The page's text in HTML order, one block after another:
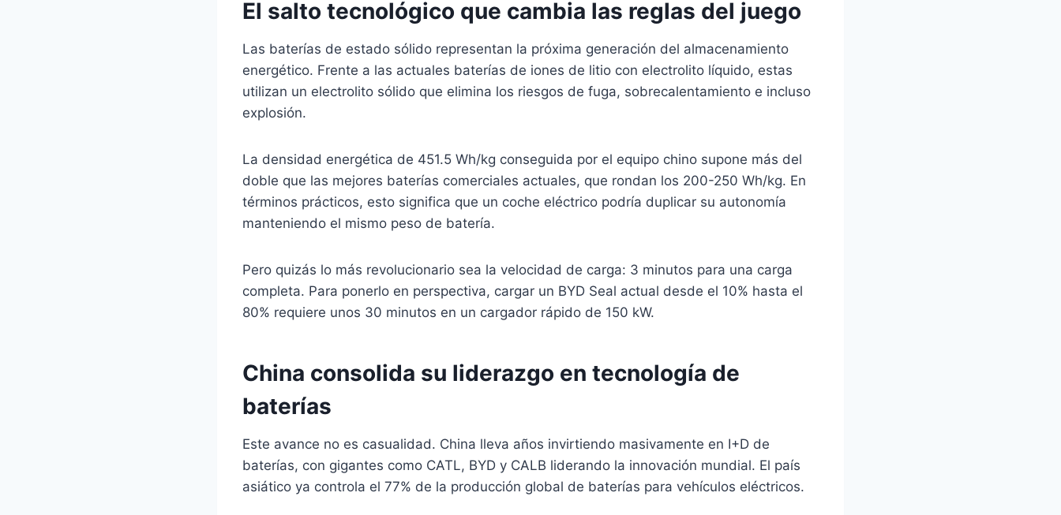
El salto tecnológico que cambia las reglas del juego
Las baterías de estado sólido representan la próxima generación del almacenamiento
energético. Frente a las actuales baterías de iones de litio con electrolito líquido, estas
utilizan un electrolito sólido que elimina los riesgos de fuga, sobrecalentamiento e incluso
explosión.
La densidad energética de 451.5 Wh/kg conseguida por el equipo chino supone más del
doble que las mejores baterías comerciales actuales, que rondan los 200-250 Wh/kg. En
términos prácticos, esto significa que un coche eléctrico podría duplicar su autonomía
manteniendo el mismo peso de batería.
Pero quizás lo más revolucionario sea la velocidad de carga: 3 minutos para una carga
completa. Para ponerlo en perspectiva, cargar un BYD Seal actual desde el 10% hasta el
80% requiere unos 30 minutos en un cargador rápido de 150 kW.
China consolida su liderazgo en tecnología de
baterías
Este avance no es casualidad. China lleva años invirtiendo masivamente en I+D de
baterías, con gigantes como CATL, BYD y CALB liderando la innovación mundial. El país
asiático ya controla el 77% de la producción global de baterías para vehículos eléctricos.